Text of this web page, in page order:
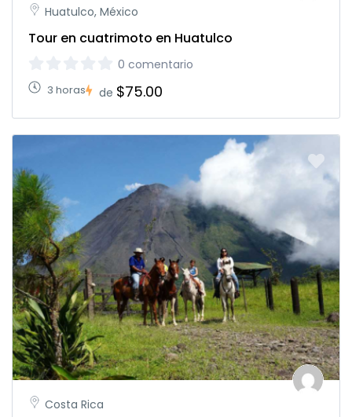
Huatulco, México
Tour en cuatrimoto en Huatulco
0 comentario
3 horas de $75.00
Costa Rica